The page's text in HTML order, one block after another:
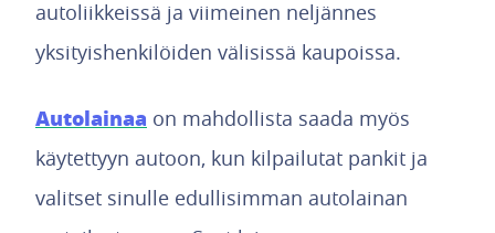
autoliikkeissä ja viimeinen neljännes
yksityishenkilöiden välisissä kaupoissa.
Autolainaa on mahdollista saada myös
käytettyyn autoon, kun kilpailutat pankit ja
valitset sinulle edullisimman autolainan